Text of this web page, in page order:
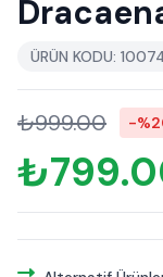
ÜRÜN KODU:
₺999.00 -